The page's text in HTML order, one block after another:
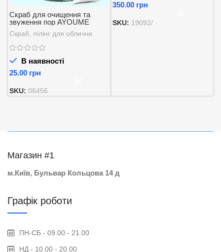
Скраб для очищення та
звуження пор AYOUME
ENJOY MINI PORE SCRUB
– 3г.
Скраб, пілінг для обличчя
В наявності
грн
SKU: 06456
грн
SKU: 19092/
Магазин #1
м.Київ, Бульвар Кольцова 14 д
Графік роботи
ПН-СБ - 09.00 - 21.00
НД - 10.00 - 20.00